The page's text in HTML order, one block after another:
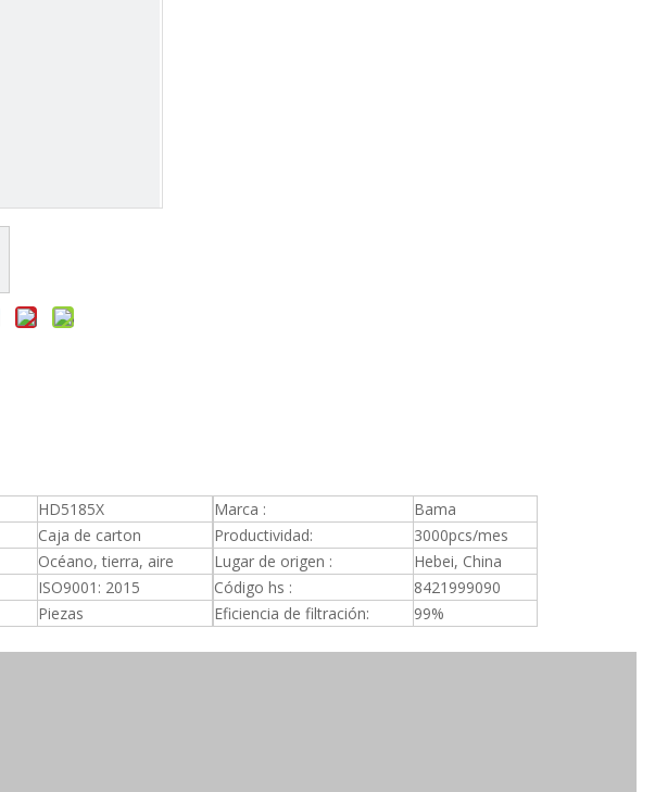
HD5185X Marca :
Bama
Caja de carton Productividad:
3000pcs/mes
Océano, tierra, aire Lugar de origen :
Hebei, China
ISO9001: 2015 Código hs :
8421999090
Piezas Eficiencia de filtración: 99%